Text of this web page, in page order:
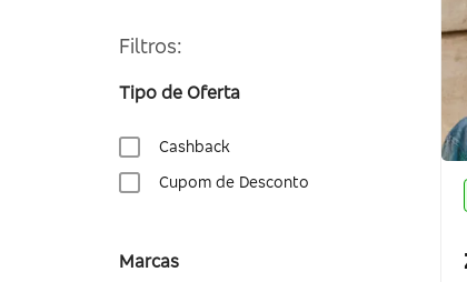
Filtros:
Tipo de Oferta
Cashback
Cupom de Desconto
Marcas